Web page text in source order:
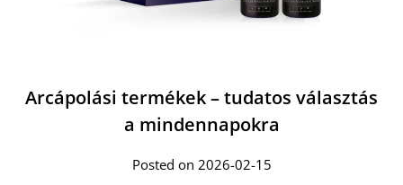
Arcápolási termékek – tudatos választás
a mindennapokra
Posted on 2026-02-15